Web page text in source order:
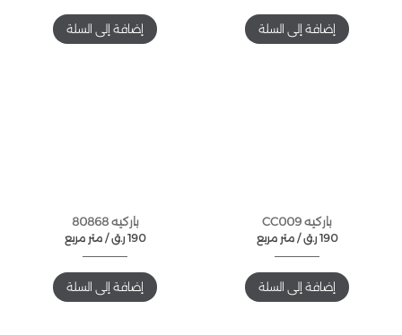
إضافة إلى السلة إضافة إلى السلة
باركيه CC009
متر مربع / 190 ر.ق
إضافة إلى السلة
باركيه 80868
متر مربع / 190 ر.ق
إضافة إلى السلة